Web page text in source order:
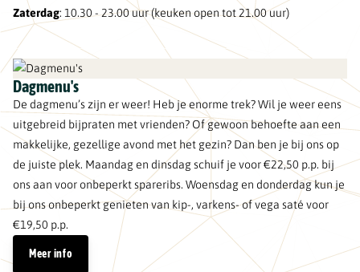
Zaterdag: 10.30 - 23.00 uur (keuken open tot 21.00 uur)
Dagmenu's
De dagmenu’s zijn er weer! Heb je enorme trek? Wil je weer eens
uitgebreid bijpraten met vrienden? Of gewoon behoefte aan een
makkelijke, gezellige avond met het gezin? Dan ben je bij ons op
de juiste plek. Maandag en dinsdag schuif je voor €22,50 p.p. bij
ons aan voor onbeperkt spareribs. Woensdag en donderdag kun je
bij ons onbeperkt genieten van kip-, varkens- of vega saté voor
€19,50 p.p.
Meer info